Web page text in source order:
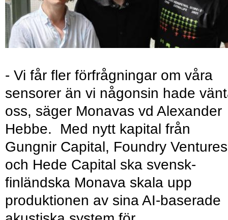
- Vi får fler förfrågningar om våra
sensorer än vi någonsin hade
oss, säger Monavas vd Alexander
Hebbe. Med nytt kapital från
Gungnir Capital, Foundry Ventures
och Hede Capital ska svensk-
finländska Monava skala upp
produktionen av sina AI-baserade